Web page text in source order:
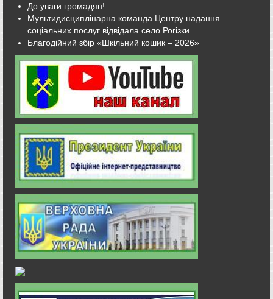
До уваги громадян!
Мультидисциплінарна команда Центру надання
соціальних послуг відвідала село Рогізки
Благодійний збір «Шкільний кошик – 2026»